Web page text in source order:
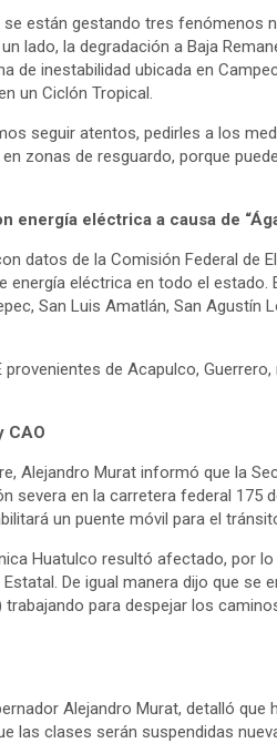
están gestando tres fenómenos
lado, la degradación a Baja
de inestabilidad ubicada en
un Ciclón Tropical.
seguir atentos, pedirles a los
zonas de resguardo, porque
energía eléctrica a causa de
datos de la Comisión Federal de
eléctrica en todo el estado.
San Luis Amatlán, San Agustín
provenientes de Acapulco,
CAO
Alejandro Murat informó que la
severa en la carretera federal 175
un puente móvil para el
Huatulco resultó afectado, por
De igual manera dijo que se
para despejar los
Alejandro Murat, detalló
las clases serán suspendidas